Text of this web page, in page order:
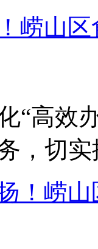
崂山
效办
，切
！崂